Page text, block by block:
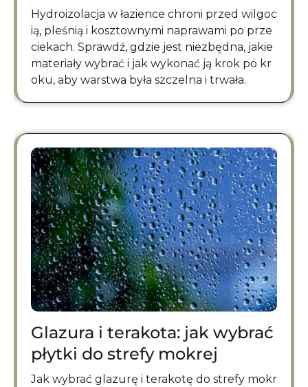
Hydroizolacja w łazience chroni przed wilgoc
ią, pleśnią i kosztownymi naprawami po prze
ciekach. Sprawdź, gdzie jest niezbędna, jakie
materiały wybrać i jak wykonać ją krok po kr
oku, aby warstwa była szczelna i trwała.
Glazura i terakota: jak wybrać
płytki do strefy mokrej
Jak wybrać glazurę i terakotę do strefy mokr